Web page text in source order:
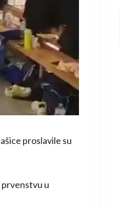
proslavile su
prvenstvu u